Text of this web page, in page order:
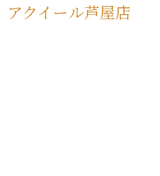
アクイール芦屋店